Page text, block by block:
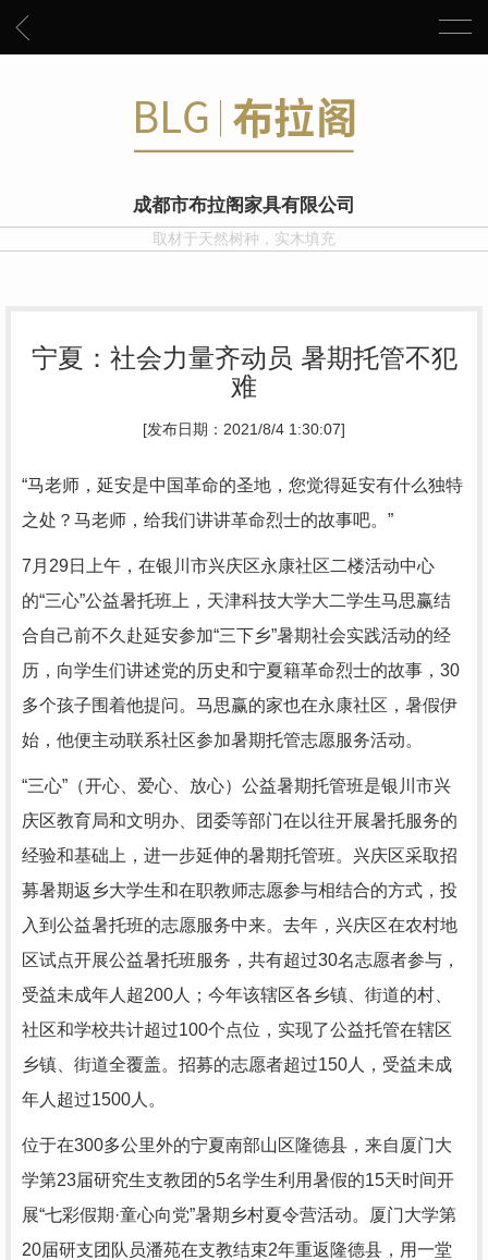
成都市布拉阁家具有限公司
取材于天然树种，实木填充
宁夏：社会力量齐动员 暑期托管不犯
难
[发布日期：2021/8/4 1:30:07]
“马老师，延安是中国革命的圣地，您觉得延安有什么独特
之处？马老师，给我们讲讲革命烈士的故事吧。”
7月29日上午，在银川市兴庆区永康社区二楼活动中心
的“三心”公益暑托班上，天津科技大学大二学生马思赢结
合自己前不久赴延安参加“三下乡”暑期社会实践活动的经
历，向学生们讲述党的历史和宁夏籍革命烈士的故事，30
多个孩子围着他提问。马思赢的家也在永康社区，暑假伊
始，他便主动联系社区参加暑期托管志愿服务活动。
“三心”（开心、爱心、放心）公益暑期托管班是银川市兴
庆区教育局和文明办、团委等部门在以往开展暑托服务的
经验和基础上，进一步延伸的暑期托管班。兴庆区采取招
募暑期返乡大学生和在职教师志愿参与相结合的方式，投
入到公益暑托班的志愿服务中来。去年，兴庆区在农村地
区试点开展公益暑托班服务，共有超过30名志愿者参与，
受益未成年人超200人；今年该辖区各乡镇、街道的村、
社区和学校共计超过100个点位，实现了公益托管在辖区
乡镇、街道全覆盖。招募的志愿者超过150人，受益未成
年人超过1500人。
位于在300多公里外的宁夏南部山区隆德县，来自厦门大
学第23届研究生支教团的5名学生利用暑假的15天时间开
展“七彩假期·童心向党”暑期乡村夏令营活动。厦门大学第
20届研支团队员潘苑在支教结束2年重返隆德县，用一堂